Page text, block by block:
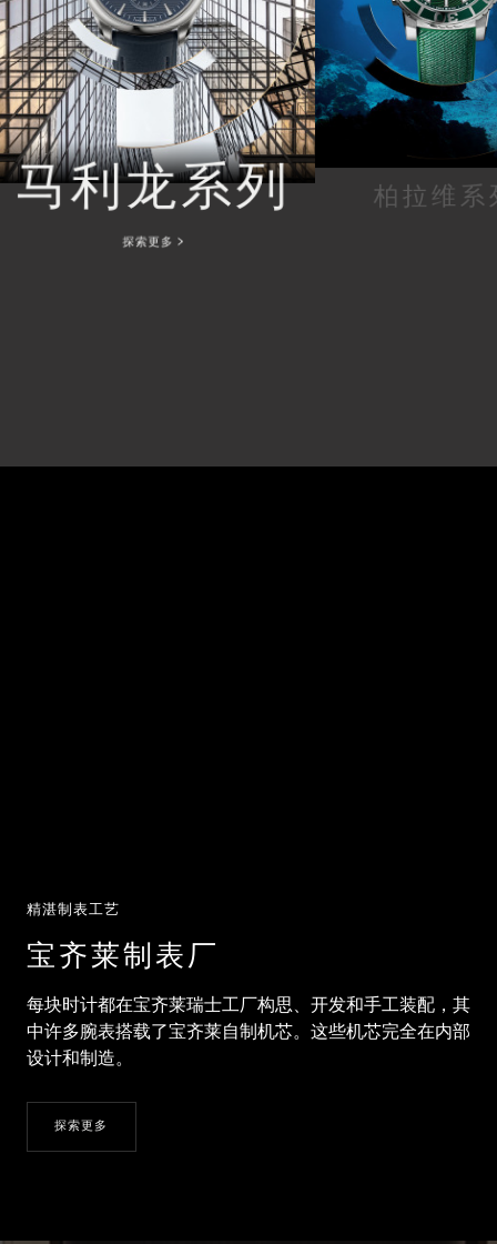
马利龙系列
探索更多
柏拉维系
精湛制表工艺
宝齐莱制表厂
每块时计都在宝齐莱瑞士工厂构思、开发和手工装配，其
中许多腕表搭载了宝齐莱自制机芯。这些机芯完全在内部
设计和制造。
探索更多